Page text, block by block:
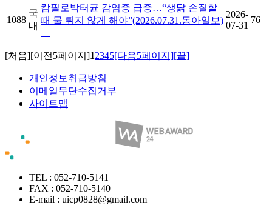
1088
국
내
캄필로박터균 감염증 급증…“생닭 손질할
때 물 튀지 않게 해야”(2026.07.31.동아일보)
2026-
07-31
76
[처음][이전5페이지]12345[다음5페이지][끝]
개인정보취급방침
이메일무단수집거부
사이트맵
TEL : 052-710-5141
FAX : 052-710-5140
E-mail : uicp0828@gmail.com